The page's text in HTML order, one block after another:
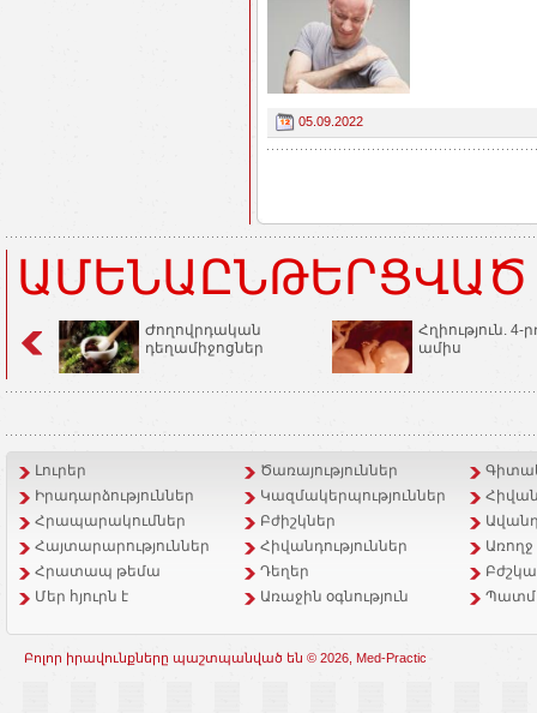
05.09.2022
Ժողովրդական
դեղամիջոցներ
Հղիություն. 4-
ամիս
Լուրեր Ծառայություններ
Իրադարձություններ
Կազմակերպություններ
Հրապարակումներ
Բժիշկներ
Հայտարարություններ
Հիվանդություններ
Հրատապ թեմա
Դեղեր
Մեր հյուրն է
Առաջին օգնություն
Բոլոր իրավունքները պաշտպանված են © 2026, Med-Practic